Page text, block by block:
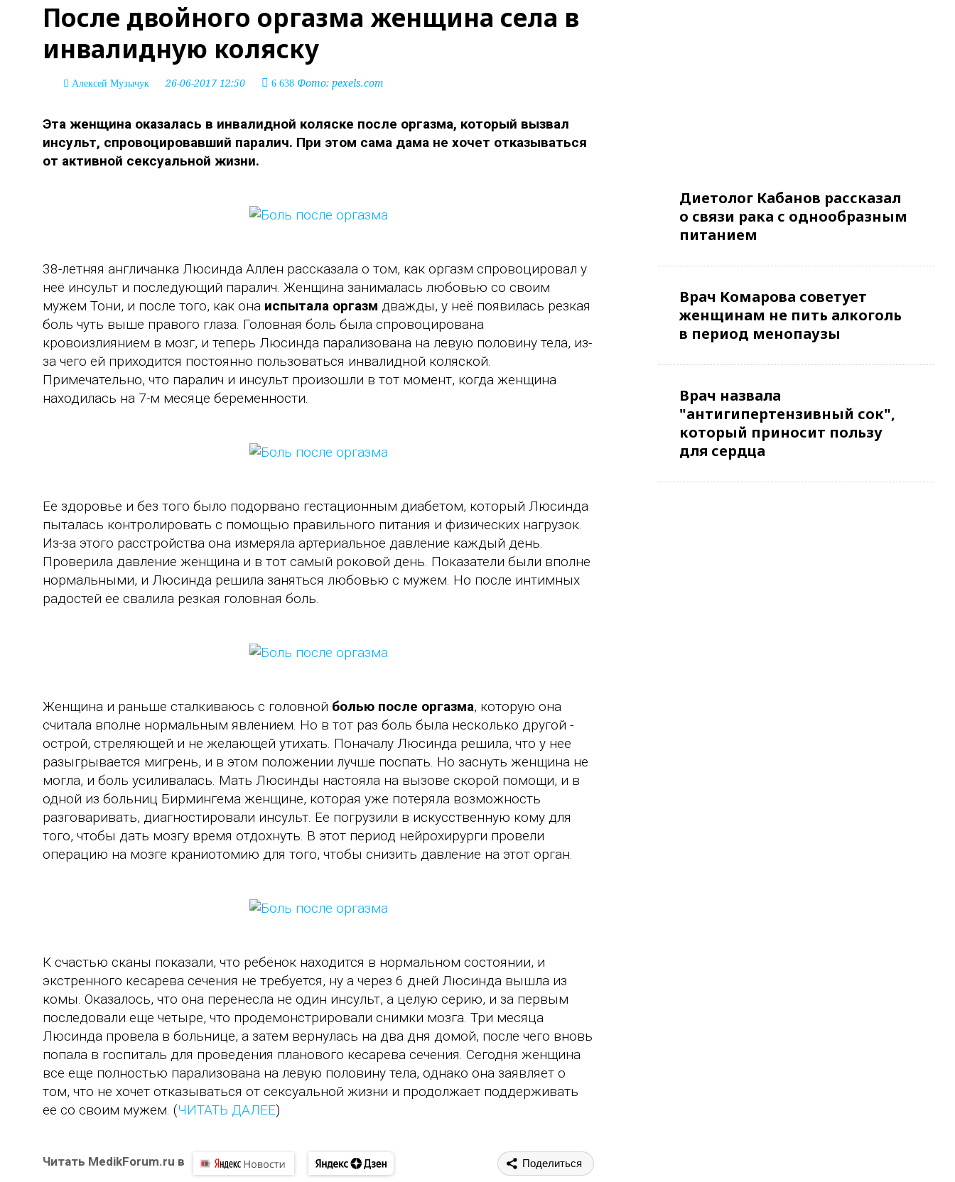
После двойного оргазма женщина села в
инвалидную коляску
Алексей Музычук 26-06-2017 12:50 6 638 Фото: pexels.com
Эта женщина оказалась в инвалидной коляске после оргазма, который вызвал
инсульт, спровоцировавший паралич. При этом сама дама не хочет отказываться
от активной сексуальной жизни.
38-летняя англичанка Люсинда Аллен рассказала о том, как оргазм спровоцировал у
неё инсульт и последующий паралич. Женщина занималась любовью со своим
мужем Тони, и после того, как она испытала оргазм дважды, у неё появилась резкая
боль чуть выше правого глаза. Головная боль была спровоцирована
кровоизлиянием в мозг, и теперь Люсинда парализована на левую половину тела, из-
за чего ей приходится постоянно пользоваться инвалидной коляской.
Примечательно, что паралич и инсульт произошли в тот момент, когда женщина
находилась на 7-м месяце беременности.
Ее здоровье и без того было подорвано гестационным диабетом, который Люсинда
пыталась контролировать с помощью правильного питания и физических нагрузок.
Из-за этого расстройства она измеряла артериальное давление каждый день.
Проверила давление женщина и в тот самый роковой день. Показатели были вполне
нормальными, и Люсинда решила заняться любовью с мужем. Но после интимных
радостей ее свалила резкая головная боль.
Женщина и раньше сталкиваюсь с головной болью после оргазма, которую она
считала вполне нормальным явлением. Но в тот раз боль была несколько другой -
острой, стреляющей и не желающей утихать. Поначалу Люсинда решила, что у нее
разыгрывается мигрень, и в этом положении лучше поспать. Но заснуть женщина не
могла, и боль усиливалась. Мать Люсинды настояла на вызове скорой помощи, и в
одной из больниц Бирмингема женщине, которая уже потеряла возможность
разговаривать, диагностировали инсульт. Ее погрузили в искусственную кому для
того, чтобы дать мозгу время отдохнуть. В этот период нейрохирурги провели
операцию на мозге краниотомию для того, чтобы снизить давление на этот орган.
К счастью сканы показали, что ребёнок находится в нормальном состоянии, и
экстренного кесарева сечения не требуется, ну а через 6 дней Люсинда вышла из
комы. Оказалось, что она перенесла не один инсульт, а целую серию, и за первым
последовали еще четыре, что продемонстрировали снимки мозга. Три месяца
Люсинда провела в больнице, а затем вернулась на два дня домой, после чего вновь
попала в госпиталь для проведения планового кесарева сечения. Сегодня женщина
все еще полностью парализована на левую половину тела, однако она заявляет о
том, что не хочет отказываться от сексуальной жизни и продолжает поддерживать
ее со своим мужем. (ЧИТАТЬ ДАЛЕЕ)
Читать MedikForum.ru в Поделиться
Диетолог Кабанов рассказал
о связи рака с однообразным
питанием
Врач Комарова советует
женщинам не пить алкоголь
в период менопаузы
Врач назвала
"антигипертензивный сок",
который приносит пользу
для сердца